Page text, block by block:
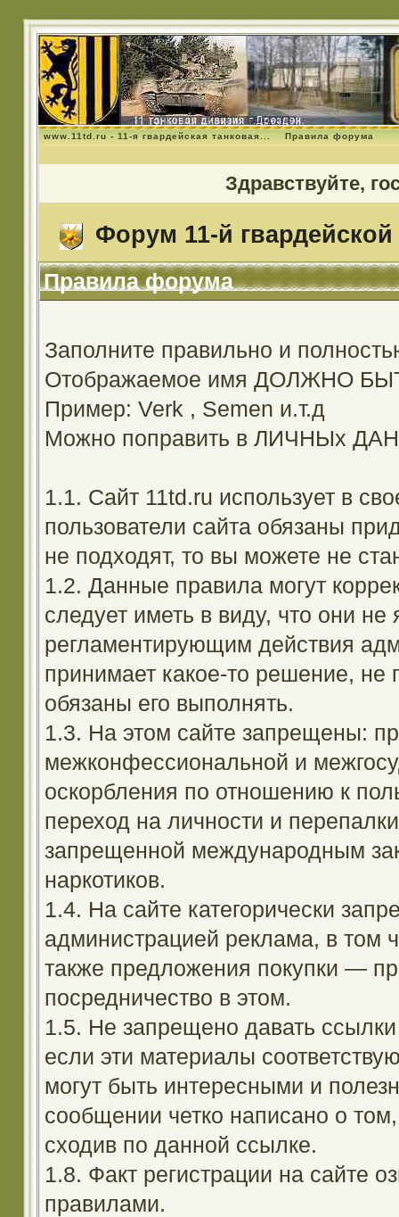
www.11td.ru - 11-я гвардейская танковая... Правила форума
Здравствуйте,
Форум 11-й гвардейской
Правила форума
Заполните правильно и
Отображаемое имя ДОЛЖНО
Пример: Verk , Semen и.т.д
Можно поправить в ЛИЧНЫх
1.1. Сайт 11td.ru использует в
пользователи сайта обязаны
не подходят, то вы можете не
1.2. Данные правила могут
следует иметь в виду, что они
регламентирующим действия
принимает какое-то решение, не
обязаны его выполнять.
1.3. На этом сайте запрещены:
межконфессиональной и
оскорбления по отношению к
переход на личности и
запрещенной международным
наркотиков.
1.4. На сайте категорически
администрацией реклама, в том
также предложения покупки —
посредничество в этом.
1.5. Не запрещено давать
если эти материалы
могут быть интересными и
сообщении четко написано о
сходив по данной ссылке.
1.8. Факт регистрации на сайте
правилами.